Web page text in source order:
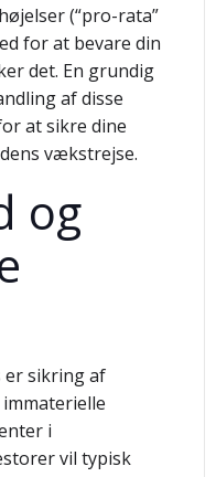
(“pro-rata”
for at bevare din
det. En grundig
af disse
at sikre dine
vækstrejse.
og
er sikring af
i
vil typisk